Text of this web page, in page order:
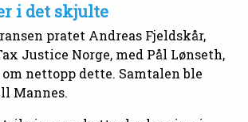
i det skjulte
pratet Andreas Fjeldskår,
Justice Norge, med Pål Lønseth,
nettopp dette. Samtalen ble
Mannes.